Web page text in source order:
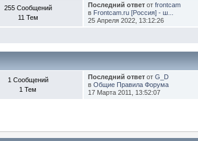
255 Сообщений
11 Тем
Последний ответ отfrontcam
в Frontcam.ru [Россия] - ш...
25 Апреля 2022, 13:12:26
1 Сообщений
1 Тем
Последний ответ отG_D
вОбщие Правила Форума
17 Марта 2011, 13:52:07